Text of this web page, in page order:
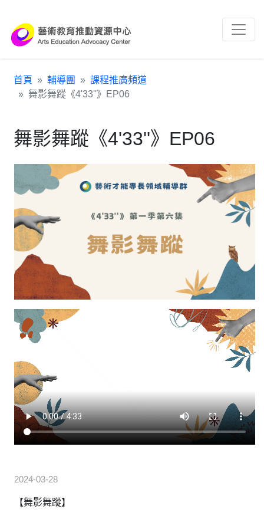
首頁 輔導團
課程推廣頻道
舞影舞蹤《4'33''》EP06
舞影舞蹤《4'33''》EP06
2024-03-28
【舞影舞蹤】